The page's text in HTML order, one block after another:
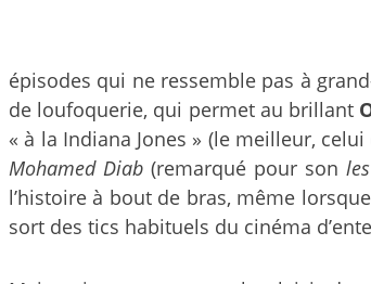
épisodes qui ne ressemble pas à
de loufoquerie, qui permet au brillant
« à la Indiana Jones » (le meilleur,
Mohamed Diab (remarqué pour son
l’histoire à bout de bras, même
sort des tics habituels du cinéma